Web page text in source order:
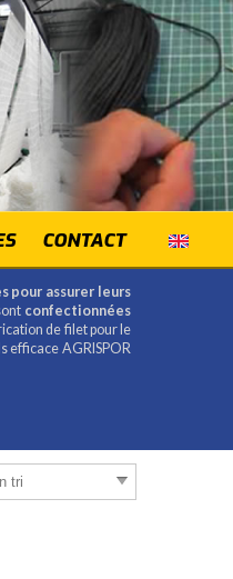
CONTACT
pour assurer leurs
confectionnées
de filet pour le
efficace AGRISPOR